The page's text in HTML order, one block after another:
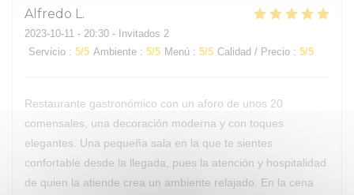
Alfredo L
2023-10-11 - 20:30 - Invitados 2
Servicio : 5/5 Ambiente : 5/5 Menú : 5/5 Calidad / Precio : 5/5
Restaurante gastronómico con un aforo de unos 20
comensales, una decoración moderna y con toques
elegantes. Una pequeña sala en la que te sientes
confortable desde la llegada, pues la atención y hospitalidad
de quien la atiende crea un ambiente relajado. En la cena